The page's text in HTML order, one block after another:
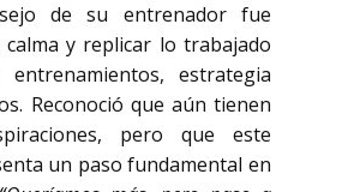
de su entrenador fue
y replicar lo trabajado
estrategia
Reconoció que aún tienen
pero que este
un paso fundamental en